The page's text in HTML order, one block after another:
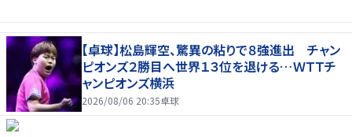
【卓球】松島輝空、驚異の粘りで８強進出 チャン
ピオンズ２勝目へ世界１３位を退ける…ＷＴＴチ
ャンピオンズ横浜
2026/08/06 20:35卓球